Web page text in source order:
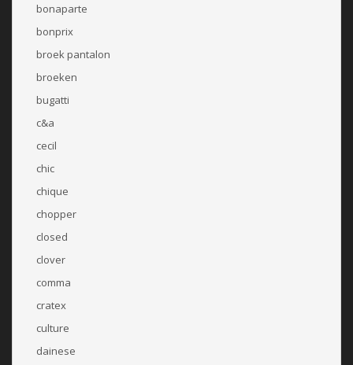
bonaparte
bonprix
broek pantalon
broeken
bugatti
c&a
cecil
chic
chique
chopper
closed
clover
comma
cratex
culture
dainese